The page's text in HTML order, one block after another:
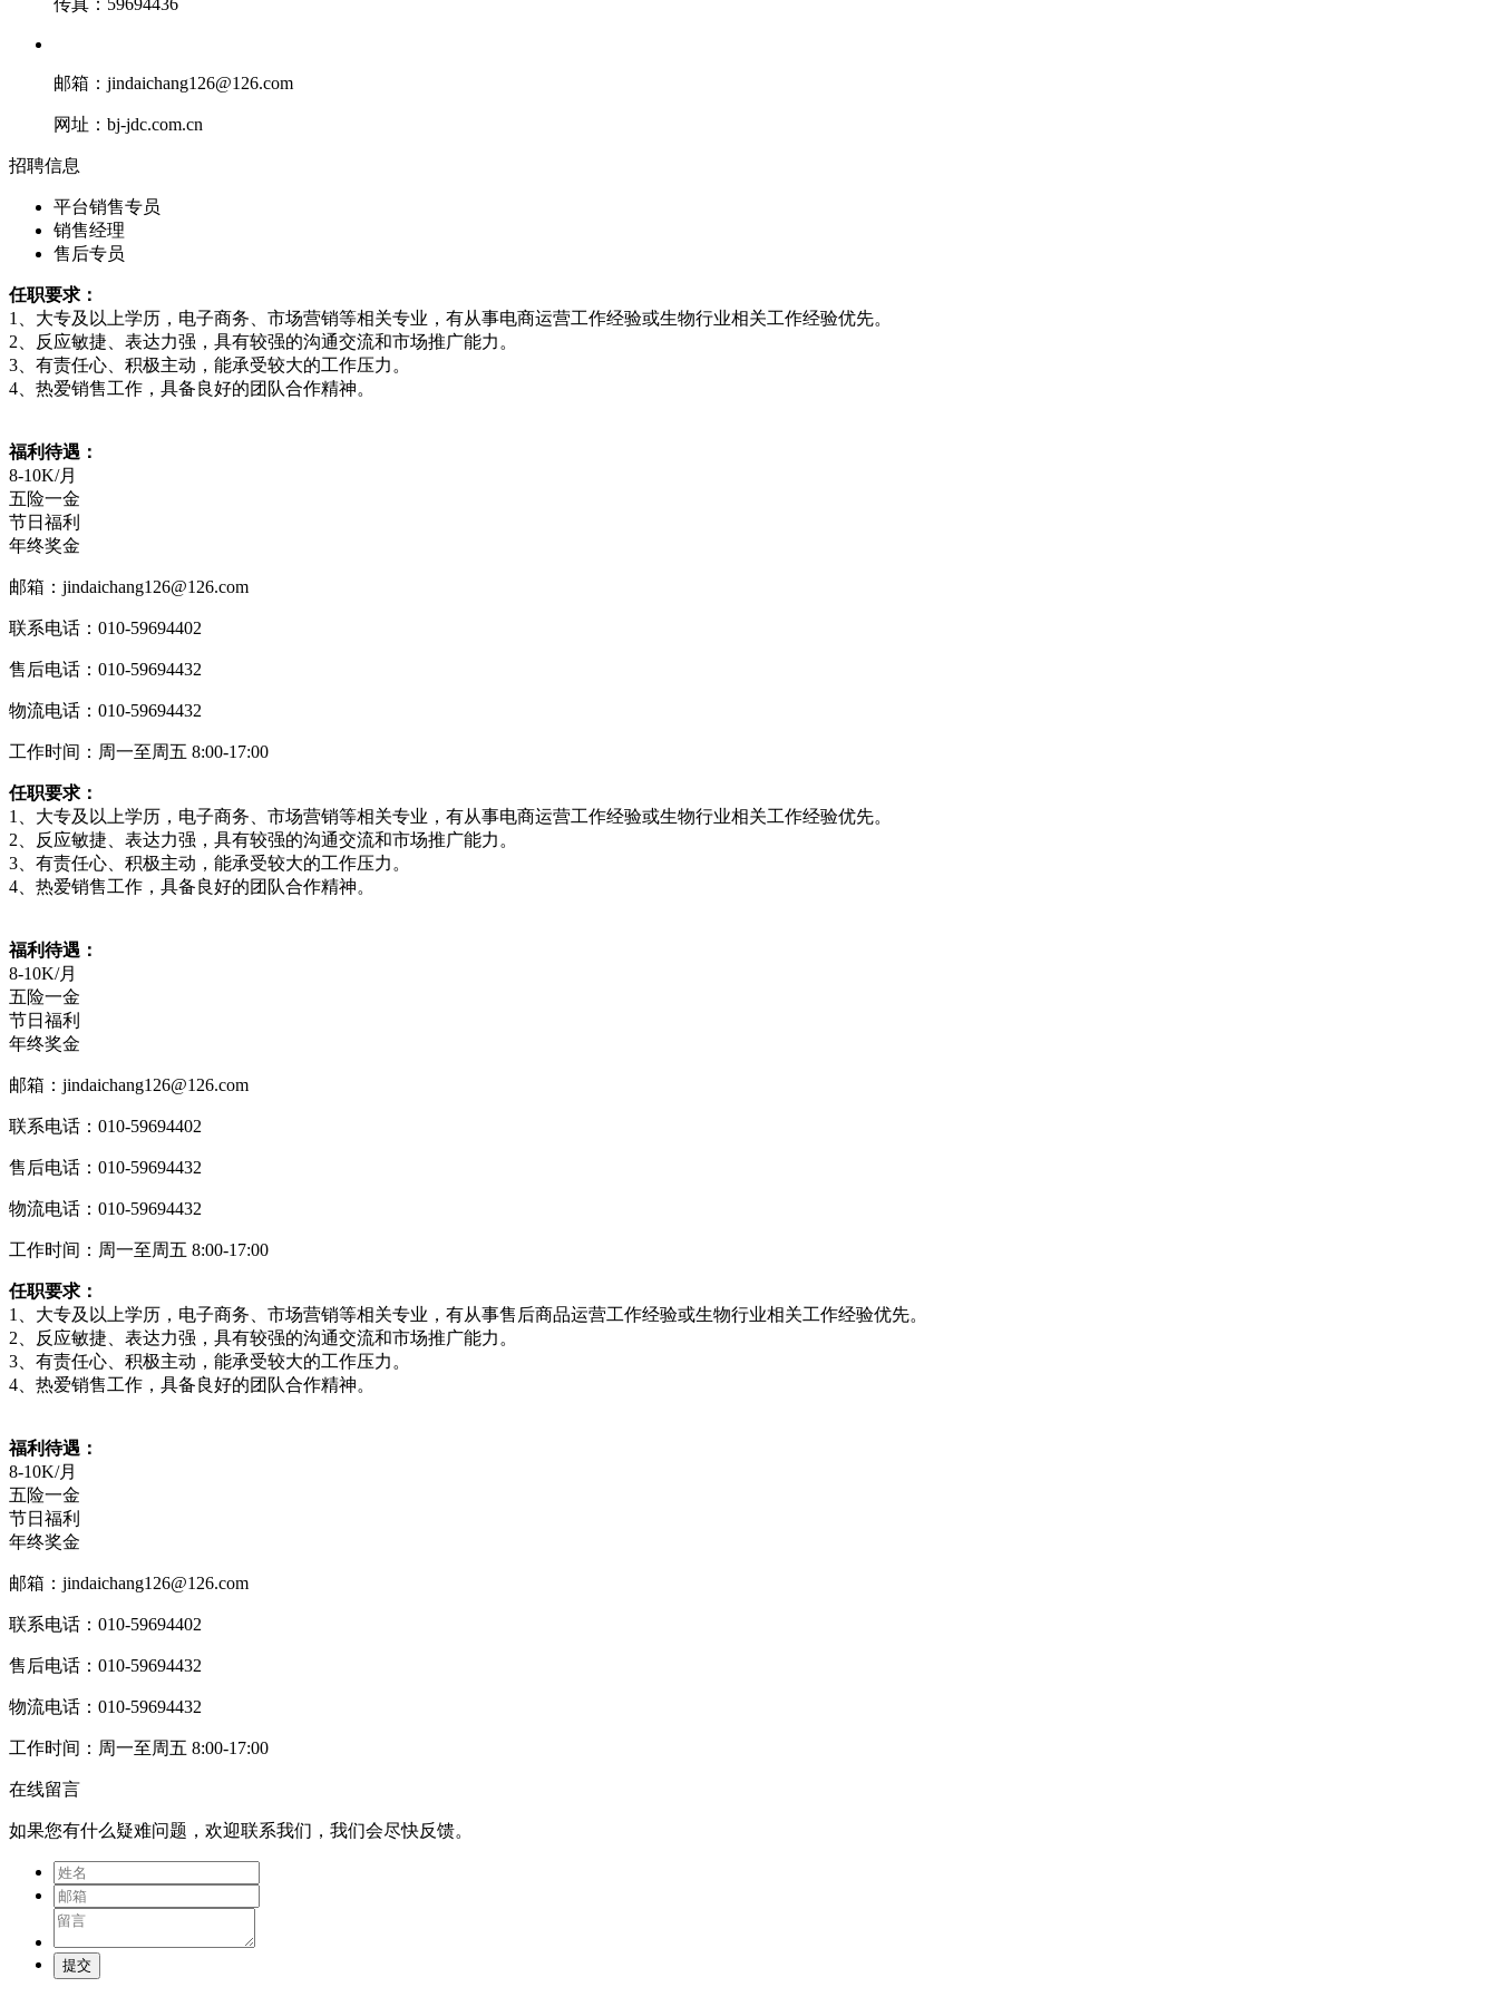
邮箱：jindaichang126@126.com
网址：bj-jdc.com.cn
招聘信息
平台销售专员
销售经理
售后专员
任职要求：
1、大专及以上学历，电子商务、市场营销等相关专业，有从事电商运营工作经验或生物行业相关工作经验优先。
2、反应敏捷、表达力强，具有较强的沟通交流和市场推广能力。
3、有责任心、积极主动，能承受较大的工作压力。
4、热爱销售工作，具备良好的团队合作精神。
福利待遇：
8-10K/月
五险一金
节日福利
年终奖金
邮箱：jindaichang126@126.com
联系电话：010-59694402
售后电话：010-59694432
物流电话：010-59694432
工作时间：周一至周五 8:00-17:00
任职要求：
1、大专及以上学历，电子商务、市场营销等相关专业，有从事电商运营工作经验或生物行业相关工作经验优先。
2、反应敏捷、表达力强，具有较强的沟通交流和市场推广能力。
3、有责任心、积极主动，能承受较大的工作压力。
4、热爱销售工作，具备良好的团队合作精神。
福利待遇：
8-10K/月
五险一金
节日福利
年终奖金
邮箱：jindaichang126@126.com
联系电话：010-59694402
售后电话：010-59694432
物流电话：010-59694432
工作时间：周一至周五 8:00-17:00
任职要求：
1、大专及以上学历，电子商务、市场营销等相关专业，有从事售后商品运营工作经验或生物行业相关工作经验优先。
2、反应敏捷、表达力强，具有较强的沟通交流和市场推广能力。
3、有责任心、积极主动，能承受较大的工作压力。
4、热爱销售工作，具备良好的团队合作精神。
福利待遇：
8-10K/月
五险一金
节日福利
年终奖金
邮箱：jindaichang126@126.com
联系电话：010-59694402
售后电话：010-59694432
物流电话：010-59694432
工作时间：周一至周五 8:00-17:00
在线留言
如果您有什么疑难问题，欢迎联系我们，我们会尽快反馈。
提交